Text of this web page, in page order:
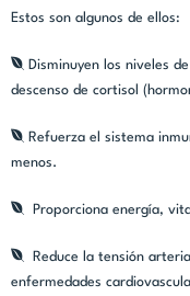
Estos son algunos de ellos:
Disminuyen los niveles
descenso de cortisol
Refuerza el sistema
menos.
Proporciona energía,
Reduce la tensión
enfermedades